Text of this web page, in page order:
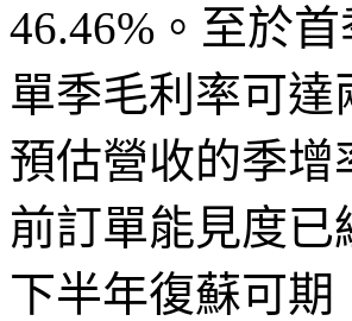
46.46%。至於
單季毛利率可
預估營收的季增
前訂單能見度
下半年復蘇可期